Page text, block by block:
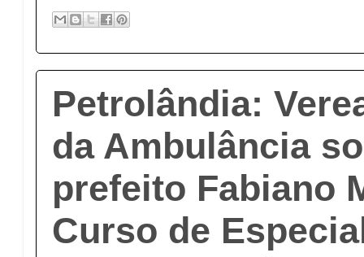
Petrolândia:
da Ambulância
prefeito Fabiano
Curso de